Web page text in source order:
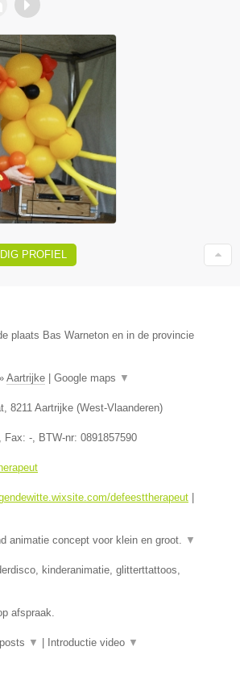
PROFIEL
plaats Bas Warneton en in de provincie
Aartrijke | Google maps ▼
8211 Aartrijke (West-Vlaanderen)
, Fax: - , BTW-nr: 0891857590
defeesttherapeut |
animatie concept voor klein en groot. ▼
kinderanimatie, glitterttattoos,
afspraak.
▼ | Introductie video ▼